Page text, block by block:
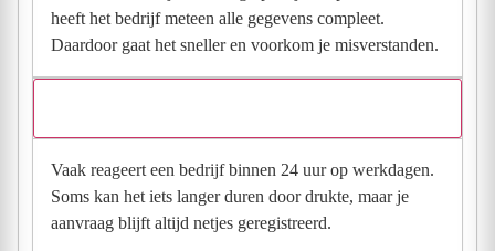
heeft het bedrijf meteen alle gegevens compleet.
Daardoor gaat het sneller en voorkom je misverstanden.
Vaak reageert een bedrijf binnen 24 uur op werkdagen.
Soms kan het iets langer duren door drukte, maar je
aanvraag blijft altijd netjes geregistreerd.